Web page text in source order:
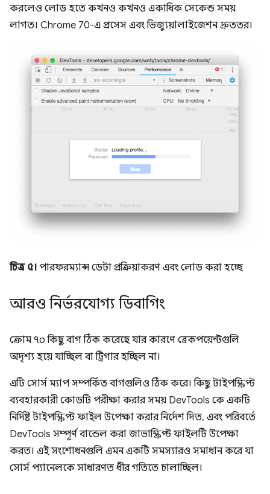
করলেও লোড হতে কখনও কখনও একাধিক সেকেন্ড সময়
লাগত। Chrome 70-এ প্রসেস এবং ভিজ্যুয়ালাইজেশন দ্রুততর।
চিত্র ৫। পারফরম্যান্স ডেটা প্রক্রিয়াকরণ এবং লোড করা হচ্ছে
আরও নির্ভরযোগ্য ডিবাগিং
ক্রোম ৭০ কিছু বাগ ঠিক করেছে যার কারণে ব্রেকপয়েন্টগুলি
অদৃশ্য হয়ে যাচ্ছিল বা ট্রিগার হচ্ছিল না।
এটি সোর্স ম্যাপ সম্পর্কিত বাগগুলিও ঠিক করে। কিছু টাইপস্ক্রিপ্ট
ব্যবহারকারী কোডটি পরীক্ষা করার সময় DevTools কে একটি
নির্দিষ্ট টাইপস্ক্রিপ্ট ফাইল উপেক্ষা করার নির্দেশ দিত, এবং পরিবর্তে
DevTools সম্পূর্ণ বান্ডেল করা জাভাস্ক্রিপ্ট ফাইলটি উপেক্ষা
করত। এই সংশোধনগুলি এমন একটি সমস্যারও সমাধান করে যা
সোর্স প্যানেলকে সাধারণত ধীর গতিতে চালাচ্ছিল।